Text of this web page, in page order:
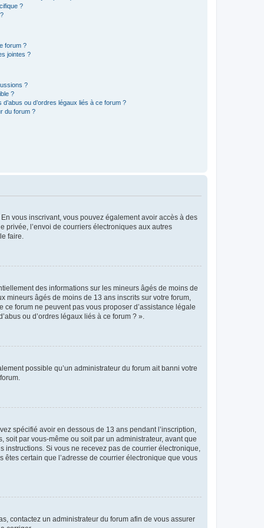
?
forum ?
jointes ?
?
?
ou d’ordres légaux liés à ce forum ?
du forum ?
vous inscrivant, vous pouvez également avoir accès à des
privée, l’envoi de courriers électroniques aux autres
faire.
des informations sur les mineurs âgés de moins de
mineurs âgés de moins de 13 ans inscrits sur votre forum,
forum ne peuvent pas vous proposer d’assistance légale
ou d’ordres légaux liés à ce forum ? ».
possible qu’un administrateur du forum ait banni votre
spécifié avoir en dessous de 13 ans pendant l’inscription,
par vous-même ou soit par un administrateur, avant que
instructions. Si vous ne recevez pas de courrier électronique,
certain que l’adresse de courrier électronique que vous
contactez un administrateur du forum afin de vous assurer